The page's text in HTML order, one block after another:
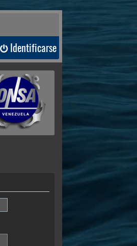
Identificarse